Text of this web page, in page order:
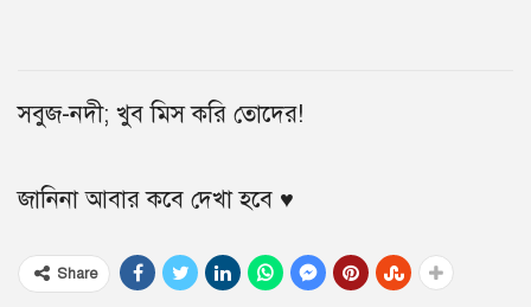
সবুজ-নদী; খুব মিস করি তোদের!
জানিনা আবার কবে দেখা হবে ♥️
Share